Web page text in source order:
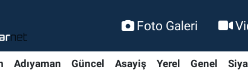
Foto Galeri
Adıyaman Güncel Asayiş Yerel Genel